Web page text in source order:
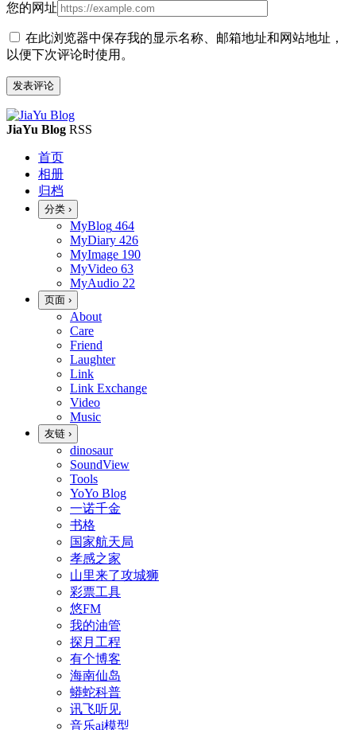
您的网址
在此浏览器中保存我的显示名称、邮箱地址和网站地址，
以便下次评论时使用。
JiaYu Blog RSS
首页
相册
归档
分类 ›
MyBlog 464
MyDiary 426
MyImage 190
MyVideo 63
MyAudio 22
页面 ›
About
Care
Friend
Laughter
Link
Link Exchange
Video
Music
友链 ›
dinosaur
SoundView
Tools
YoYo Blog
一诺千金
书格
国家航天局
孝感之家
山里来了攻城狮
彩票工具
悠FM
我的油管
探月工程
有个博客
海南仙岛
蟒蛇科普
讯飞听见
音乐ai模型